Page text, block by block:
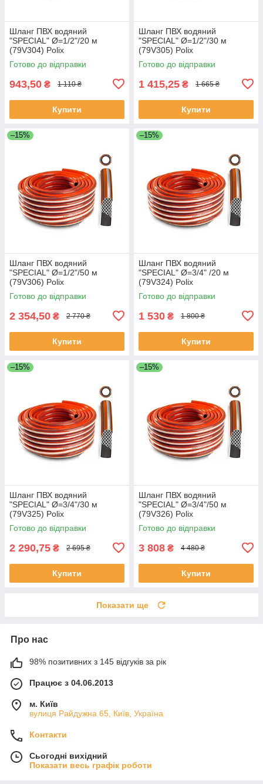
Шланг ПВХ водяний
"SPECIAL" Ø=1/2"/20 м
(79V304) Polix
P313EN3N122020P (Польща)
Готово до відправки
943,50 ₴ 1 110 ₴
Купити
Шланг ПВХ водяний
"SPECIAL" Ø=1/2"/30 м
(79V305) Polix
P313EN3N123020P (Польща)
Готово до відправки
1 415,25 ₴ 1 665 ₴
Купити
–15%
Шланг ПВХ водяний
"SPECIAL" Ø=1/2"/50 м
(79V306) Polix
P313EN3N125020P (Польща)
Готово до відправки
2 354,50 ₴ 2 770 ₴
Купити
–15%
Шланг ПВХ водяний
"SPECIAL" Ø=3/4" /20 м
(79V324) Polix
P313EN3N192020P (Польща)
Готово до відправки
1 530 ₴ 1 800 ₴
Купити
–15%
Шланг ПВХ водяний
"SPECIAL" Ø=3/4"/30 м
(79V325) Polix
P313EN3N193020P (Польща)
Готово до відправки
2 290,75 ₴ 2 695 ₴
Купити
–15%
Шланг ПВХ водяний
"SPECIAL" Ø=3/4"/50 м
(79V326) Polix
P313EN3N195020P (Польща)
Готово до відправки
3 808 ₴ 4 480 ₴
Купити
Показати ще
Про нас
98% позитивних з 145 відгуків за рік
Працює з 04.06.2013
м. Київ
вулиця Райдужна 65, Київ, Україна
Контакти
Сьогодні вихідний
Показати весь графік роботи